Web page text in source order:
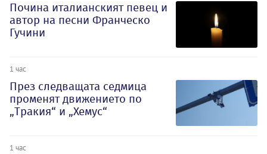
Почина италианският певец и
автор на песни Франческо
Гучини
1 час
През следващата седмица
променят движението по
„Тракия“ и „Хемус“
1 час